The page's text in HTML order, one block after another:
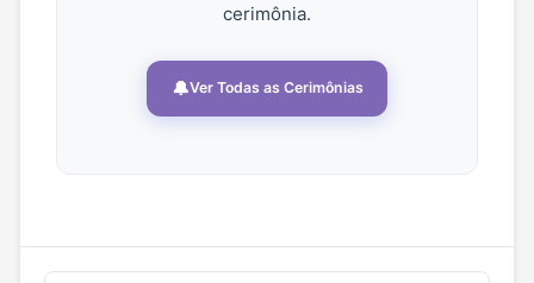
cerimônia.
🔔Ver Todas as Cerimônias